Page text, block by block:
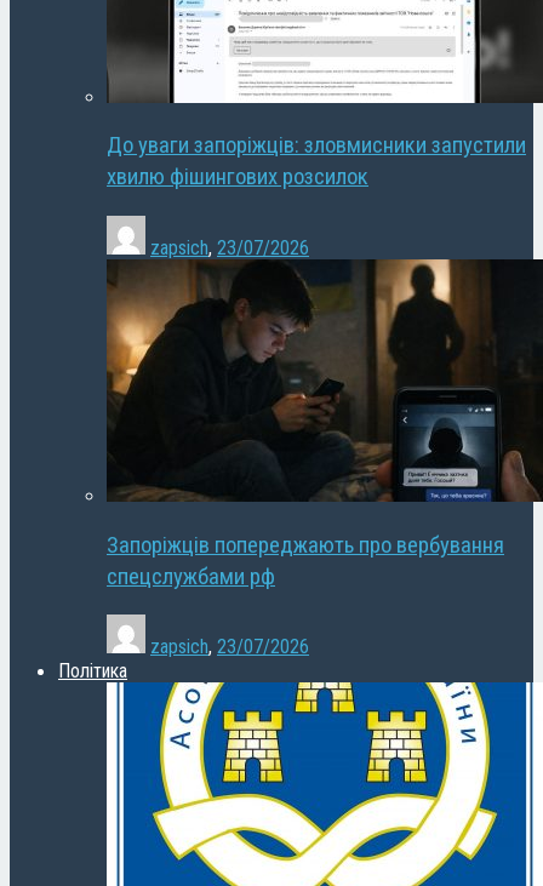
До уваги запоріжців: зловмисники запустили
хвилю фішингових розсилок
zapsich, 23/07/2026
Запоріжців попереджають про вербування
спецслужбами рф
zapsich, 23/07/2026
Політика